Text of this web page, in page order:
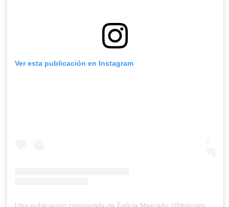
Ver esta publicación en Instagram